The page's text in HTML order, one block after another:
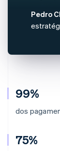
99%
dos
75%
Pedro